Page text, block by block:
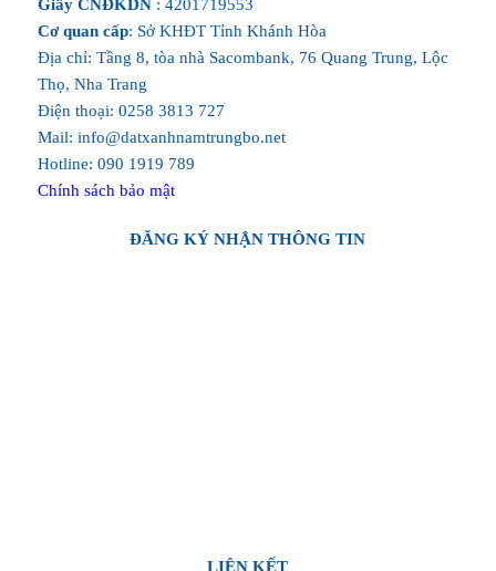
Giấy CNĐKDN: 4201719553
Cơ quan cấp: Sở KHĐT Tỉnh Khánh Hòa
Địa chỉ: Tầng 8, tòa nhà Sacombank, 76 Quang Trung, Lộc
Thọ, Nha Trang
Điện thoại: 0258 3813 727
Mail: info@datxanhnamtrungbo.net
Hotline: 090 1919 789
Chính sách bảo mật
ĐĂNG KÝ NHẬN THÔNG TIN
LIÊN KẾT